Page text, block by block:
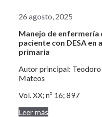
26 agosto, 2025
Manejo de enfermería
paciente con DESA en
primaria
Autor principal:
Mateos
Vol. XX; nº 16; 897
Leer más